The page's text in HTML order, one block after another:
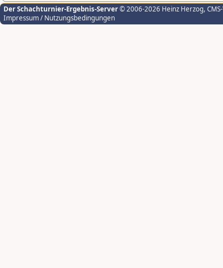
Der Schachturnier-Ergebnis-Server© 2006-2026 Heinz Herzog,
Impressum / Nutzungsbedingungen